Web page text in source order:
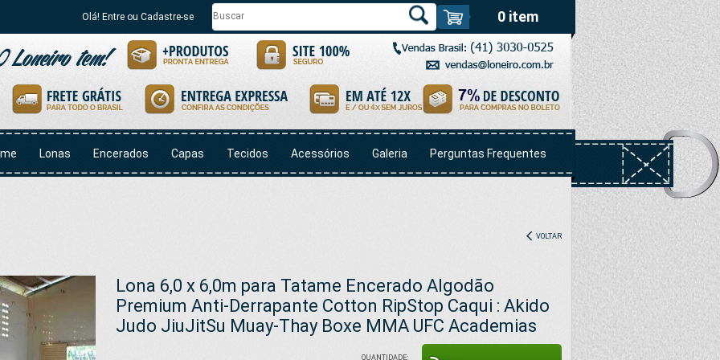
Olá! Entre ou Cadastre-se 0 item
Lonas Encerados Capas Tecidos Acessórios Galeria Perguntas Frequentes
VOLTAR
Lona 6,0 x 6,0m para Tatame Encerado Algodão
Premium Anti-Derrapante Cotton RipStop Caqui : Akido
Judo JiuJitSu Muay-Thay Boxe MMA UFC Academias
QUANTIDADE: